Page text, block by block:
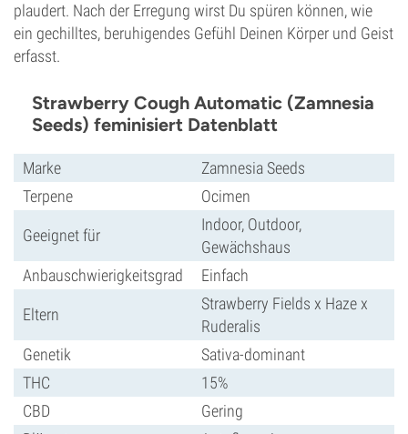
plaudert. Nach der Erregung wirst Du spüren können, wie
ein gechilltes, beruhigendes Gefühl Deinen Körper und Geist
erfasst.
Strawberry Cough Automatic (Zamnesia
Seeds) feminisiert Datenblatt
Marke
Zamnesia Seeds
Terpene
Ocimen
Geeignet für
Indoor, Outdoor,
Gewächshaus
Anbauschwierigkeitsgrad
Einfach
Eltern
Strawberry Fields x Haze x
Ruderalis
Genetik
Sativa-dominant
THC
15%
CBD
Gering